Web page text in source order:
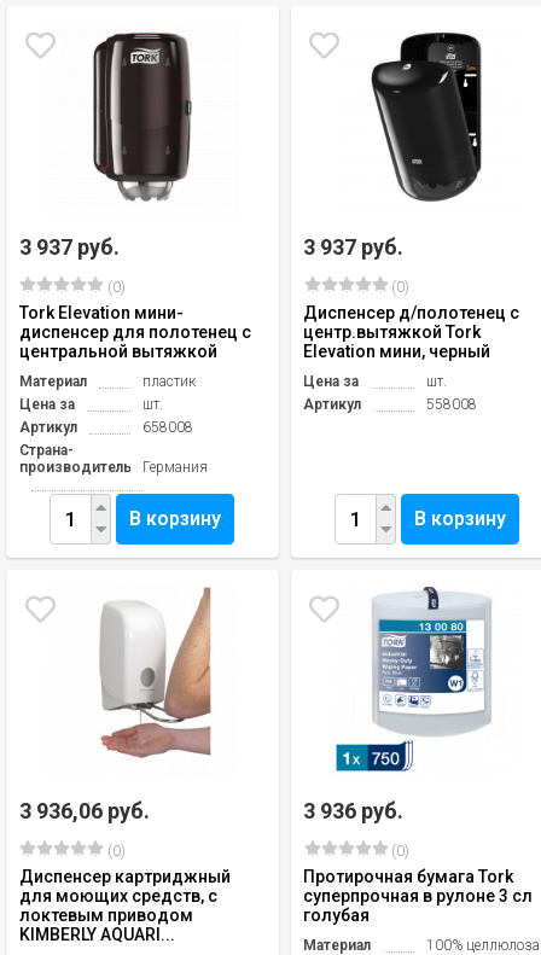
3 937 руб.
(0)
Tork Elevation мини-
диспенсер для полотенец с
центральной вытяжкой
Материал
пластик
Цена за
шт.
Артикул
658008
Страна-
производитель
Германия
В корзину
3 937 руб.
(0)
Диспенсер д/полотенец с
центр.вытяжкой Tork
Elevation мини, черный
Цена за
шт.
Артикул
558008
В корзину
3 936,06 руб.
(0)
Диспенсер картриджный
для моющих средств, с
локтевым приводом
KIMBERLY AQUARI...
3 936 руб.
(0)
Протирочная бумага Tork
суперпрочная в рулоне 3 сл
голубая
Материал
100% целлюлоза